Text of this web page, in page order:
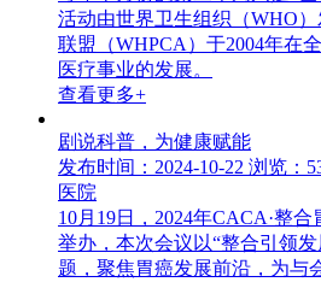
活动由世界卫生组织（WHO
联盟（WHPCA）于2004年在
医疗事业的发展。
查看更多+
剧说科普，为健康赋能
发布时间：2024-10-22 浏览：
医院
10月19日，2024年CACA·整
举办，本次会议以“整合引领发
题，聚焦胃癌发展前沿，为与